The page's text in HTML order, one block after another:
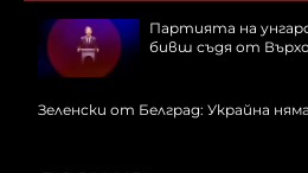
Партията на
бивш съдя от
Зеленски от Белград: Украйна